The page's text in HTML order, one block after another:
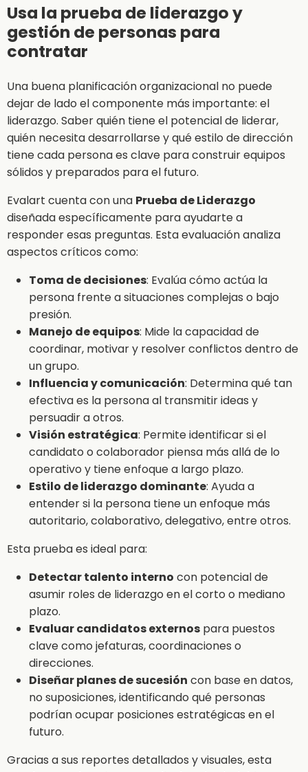
Usa la prueba de liderazgo y
gestión de personas para
contratar
Una buena planificación organizacional no puede
dejar de lado el componente más importante: el
liderazgo. Saber quién tiene el potencial de liderar,
quién necesita desarrollarse y qué estilo de dirección
tiene cada persona es clave para construir equipos
sólidos y preparados para el futuro.
Evalart cuenta con una Prueba de Liderazgo
diseñada específicamente para ayudarte a
responder esas preguntas. Esta evaluación analiza
aspectos críticos como:
Toma de decisiones: Evalúa cómo actúa la
persona frente a situaciones complejas o bajo
presión.
Manejo de equipos: Mide la capacidad de
coordinar, motivar y resolver conflictos dentro de
un grupo.
Influencia y comunicación: Determina qué tan
efectiva es la persona al transmitir ideas y
persuadir a otros.
Visión estratégica: Permite identificar si el
candidato o colaborador piensa más allá de lo
operativo y tiene enfoque a largo plazo.
Estilo de liderazgo dominante: Ayuda a
entender si la persona tiene un enfoque más
autoritario, colaborativo, delegativo, entre otros.
Esta prueba es ideal para:
Detectar talento interno con potencial de
asumir roles de liderazgo en el corto o mediano
plazo.
Evaluar candidatos externos para puestos
clave como jefaturas, coordinaciones o
direcciones.
Diseñar planes de sucesión con base en datos,
no suposiciones, identificando qué personas
podrían ocupar posiciones estratégicas en el
futuro.
Gracias a sus reportes detallados y visuales, esta